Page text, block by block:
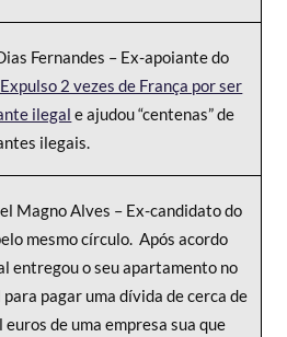
Fernandes – Ex-apoiante do
Expulso 2 vezes de França por ser
ilegal e ajudou “centenas” de
ilegais.
Magno Alves – Ex-candidato do
mesmo círculo. Após acordo
entregou o seu apartamento no
pagar uma dívida de cerca de
euros de uma empresa sua que